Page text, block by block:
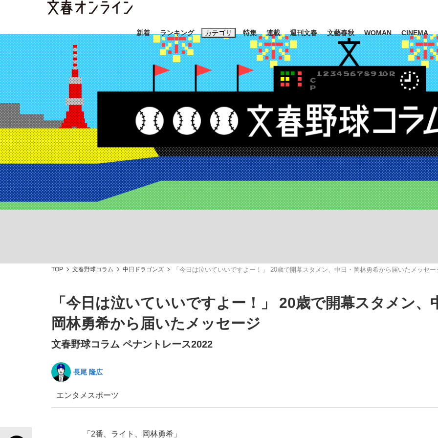
新着 ランキング カテゴリ
スクープ ニュース エンタメ ライフ ビジネス
「90%は失敗する。でも…」本田圭佑が初めて明かした日本代表監督に... 「最悪の空気のまま解散
「敗因分析は一切聞かれなかった」侍ジャパン選手が証言した“NPB聞... 「クマが悪者扱いされてい
特集
終戦から81年
観る将棋、読
キングの誕生を、目撃せよ。
もっと見る
連載 週刊文春 文藝春秋 WOMAN CINEMA
キーワード入力
おすすめのキーワードタグ一覧
#藤田晋 #三山凌輝 #高市早苗 #後藤真希 #森岡毅 #城彰二 #内田有紀
#玉木雄一郎
#亀和田武
TOP 文春野球コラム 中日ドラゴンズ 「今日は泣いていいですよー！」 20歳で開幕スタメン、中日・岡林勇希から届いたメッセー
「今日は泣いていいですよー！」 20歳で開幕スタメン、
岡林勇希から届いたメッセージ
文春野球コラム ペナントレース2022
長尾 隆広
エンタメ スポーツ
「2番、ライト、岡林勇希」